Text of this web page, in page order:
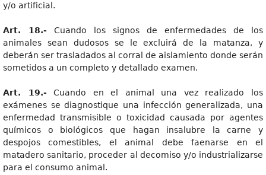
y/o artificial.
Art. 18.- Cuando los signos de enfermedades de los
animales sean dudosos se le excluirá de la matanza, y
deberán ser trasladados al corral de aislamiento donde serán
sometidos a un completo y detallado examen.
Art. 19.- Cuando en el animal una vez realizado los
exámenes se diagnostique una infección generalizada, una
enfermedad transmisible o toxicidad causada por agentes
químicos o biológicos que hagan insalubre la carne y
despojos comestibles, el animal debe faenarse en el
matadero sanitario, proceder al decomiso y/o industrializarse
para el consumo animal.